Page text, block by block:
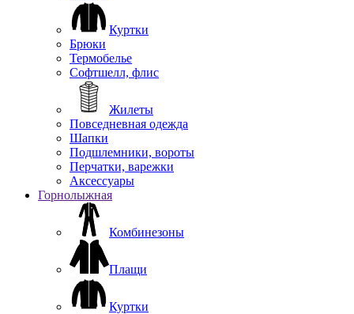
Куртки
Брюки
Термобелье
Софтшелл, флис
Жилеты
Повседневная одежда
Шапки
Подшлемники, вороты
Перчатки, варежки
Аксессуары
Горнолыжная
Комбинезоны
Плащи
Куртки